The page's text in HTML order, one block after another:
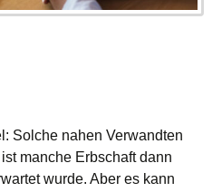
Solche nahen Verwandten
manche Erbschaft dann
wurde. Aber es kann